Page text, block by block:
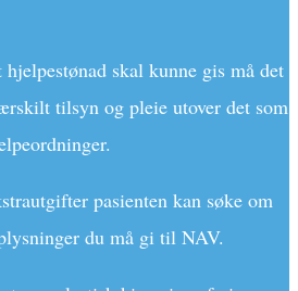
skal kunne gis må det
tilsyn og pleie utover det som
pasienten kan søke om
du må gi til NAV.